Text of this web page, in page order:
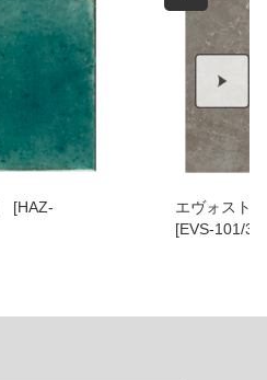
エヴォスト
[EVS-101/